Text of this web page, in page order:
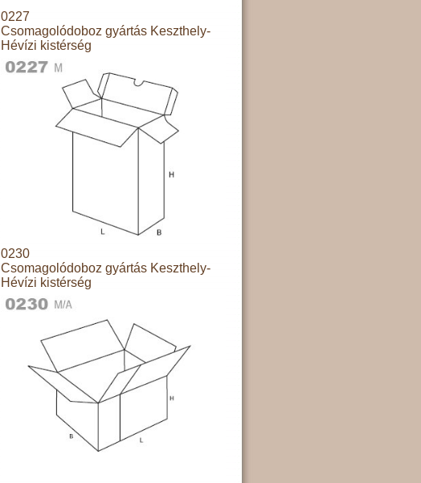
0227
Csomagolódoboz gyártás Keszthely-
Hévízi kistérség
0230
Csomagolódoboz gyártás Keszthely-
Hévízi kistérség